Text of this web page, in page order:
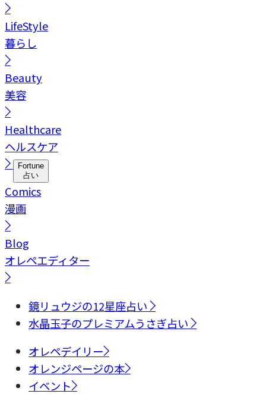
LifeStyle
暮らし
Beauty
美容
Healthcare
ヘルスケア
Fortune
占い
Comics
漫画
Blog
オレペエディター
鏡リュウジの12星座占い
水晶玉子のプレミアムうさぎ占い
オレペデイリー
オレンジページの本
イベント